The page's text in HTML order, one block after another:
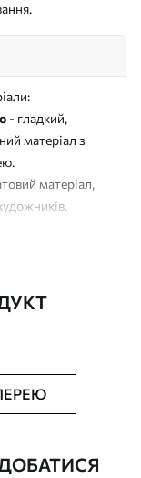
- гладкий,
матеріал з
матеріал,
покриття.